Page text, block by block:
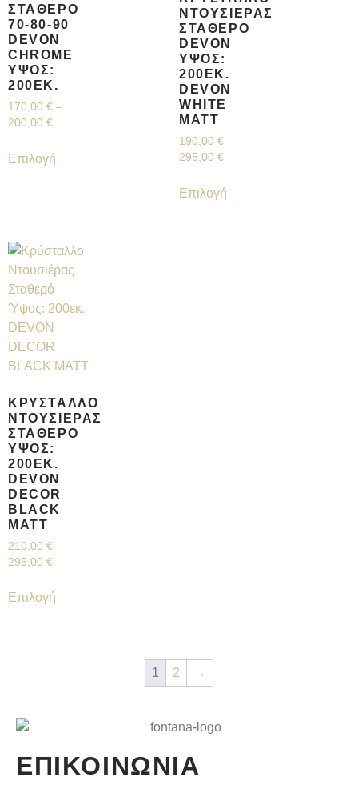
ΣΤΑΘΕΡΌ
70-80-90
DEVON
CHROME
ΎΨΟΣ:
200ΕΚ.
170,00 € –
200,00 €
Επιλογή
ΝΤΟΥΣΙΈΡΑΣ
ΣΤΑΘΕΡΌ
DEVON
ΎΨΟΣ:
200ΕΚ.
DEVON
WHITE
MATT
190,00 € –
295,00 €
Επιλογή
ΚΡΎΣΤΑΛΛΟ
ΝΤΟΥΣΙΈΡΑΣ
ΣΤΑΘΕΡΌ
ΎΨΟΣ:
200ΕΚ.
DEVON
DECOR
BLACK
ΜΑΤΤ
210,00 € –
295,00 €
Επιλογή
1 2 →
ΕΠΙΚΟΙΝΩΝΙΑ